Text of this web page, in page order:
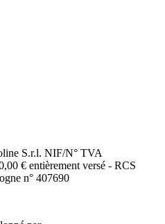
S.r.l. NIF/N° TVA
€ entièrement versé - RCS
n° 407690